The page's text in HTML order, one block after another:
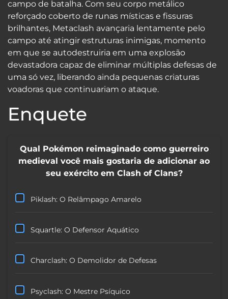
campo de batalha. Com seu corpo metálico
reforçado coberto de runas místicas e fissuras
brilhantes, Metaclash avançaria lentamente pelo
campo até atingir estruturas inimigas, momento
em que se autodestruiria em uma explosão
devastadora capaz de eliminar múltiplas defesas de
uma só vez, liberando ainda pequenas criaturas
voadoras que continuariam o ataque.
Enquete
Qual Pokémon reimaginado como guerreiro
medieval você mais gostaria de adicionar ao
seu exército em Clash of Clans?
Piklash: O Relâmpago Amarelo
Squartle: O Defensor Aquático
Charclash: O Demolidor de Defesas
Psyclash: O Mestre Psíquico